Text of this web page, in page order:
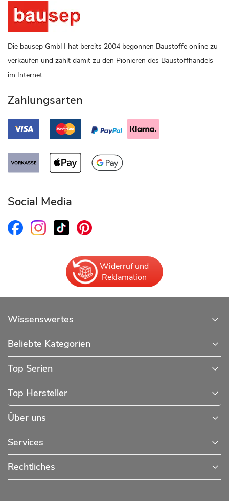
Die bausep GmbH hat bereits 2004 begonnen Baustoffe online zu
verkaufen und zählt damit zu den Pionieren des Baustoffhandels
im Internet.
Zahlungsarten
Social Media
Widerruf und
Reklamation
Wissenswertes
Beliebte Kategorien
Top Serien
Top Hersteller
Über uns
Services
Rechtliches